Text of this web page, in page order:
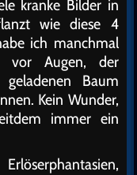
kranke Bilder in
wie diese 4
ich manchmal
vor Augen, der
Baum
Kein Wunder,
immer ein